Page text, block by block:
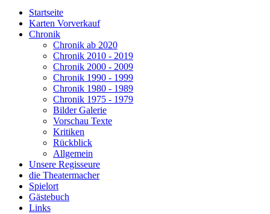
Startseite
Karten Vorverkauf
Chronik
Chronik ab 2020
Chronik 2010 - 2019
Chronik 2000 - 2009
Chronik 1990 - 1999
Chronik 1980 - 1989
Chronik 1975 - 1979
Bilder Galerie
Vorschau Texte
Kritiken
Rückblick
Allgemein
Unsere Regisseure
die Theatermacher
Spielort
Gästebuch
Links